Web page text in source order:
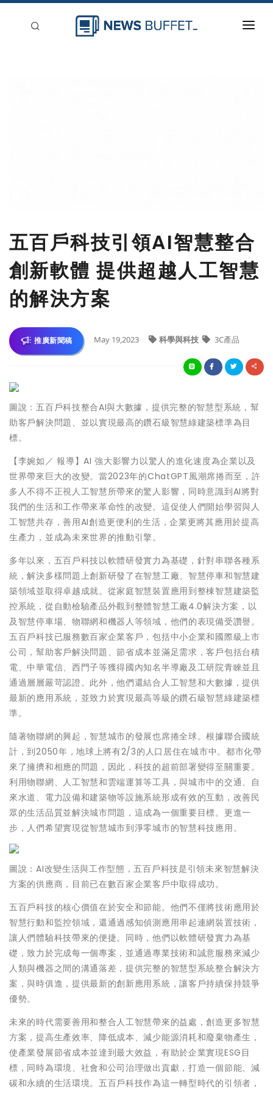
五百戶科技引領AI智慧整合
創新軟體 提供超越人工智慧
的解決方案
推廣新聞稿 May 19,2023 科學與科技 3C產品
圖說：五百戶科技整合AI與大數據，提供完整的智慧型系統，幫
助客戶解決問題、並以實現最高的鑽石級智慧綠建築標準為目
標。
【李婉如／ 報導】AI 強大影響力以驚人的進化速度為企業以及
世界帶來巨大的改變。當2023年的ChatGPT風潮席捲而至，許
多人不得不正視人工智慧所帶來的驚人影響，同時意識到AI將對
我們的生活和工作帶來革命性的改變。這促使人們開始學習與人
工智慧共存，善用AI創造更便利的生活，企業更將其應用於提高
生產力，並成為未來世界的推動引擎。
多年以來，五百戶科技以軟體研發實力為基礎，針對串聯各種系
統，解決多樣問題上創新研發了在智慧工廠、智慧停車和智慧建
築領域並取得卓越成就。從家庭智慧裝置應用到整棟智慧建築監
控系統，從自動檢驗產品外觀到整體智慧工廠4.0解決方案，以
及智慧停車場、物聯網和機器人等領域，他們的表現備受讚譽。
五百戶科技已服務數百家企業客戶，包括中小企業和國際級上市
公司，幫助客戶解決問題、節省成本並滿足需求，客戶包括台積
電、中華電信、西門子等獲得國內知名半導廠及工研院青睞並且
通過層層嚴苛認證。此外，他們還結合人工智慧和大數據，提供
最新的應用系統，並致力於實現最高等級的鑽石級智慧綠建築標
準。
隨著物聯網的興起，智慧城市的發展也席捲全球。根據聯合國統
計，到2050年，地球上將有2/3的人口居住在城市中。都市化帶
來了擁擠和相應的問題，因此，科技的超前部署變得至關重要。
利用物聯網、人工智慧和雲端運算等工具，與城市中的交通、自
來水道、電力設備和建築物等設施系統形成有效的互動，改善民
眾的生活品質並解決城市問題，這成為一個重要目標。更進一
步，人們希望實現從智慧城市到淨零城市的智慧科技應用。
圖說：AI改變生活與工作型態，五百戶科技是引領未來智慧解決
方案的供應商，目前已在數百家企業客戶中取得成功。
五百戶科技的核心價值在於安全和節能。他們不僅將技術應用於
智慧行動和監控領域，還通過感知偵測應用串起連網裝置技術，
讓人們體驗科技帶來的便捷。同時，他們以軟體研發實力為基
礎，致力於完成每一個專案，並通過專業技術和誠意服務來減少
人類與機器之間的溝通落差，提供完整的智慧型系統整合解決方
案，與時俱進，提供最新的創新應用系統，讓客戶持續保持競爭
優勢。
未來的時代需要善用和整合人工智慧帶來的益處，創造更多智慧
方案，提高生產效率、降低成本、減少能源消耗和廢棄物產生，
使產業發展節省成本並達到最大效益，有助於企業實現ESG目
標，同時為環境、社會和公司治理做出貢獻，打造一個節能、減
碳和永續的生活環境。五百戶科技作為這一轉型時代的引領者，